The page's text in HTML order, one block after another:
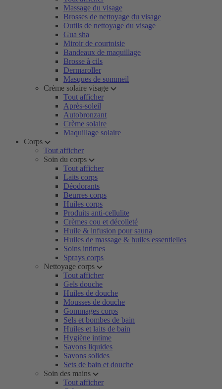
Massage du visage
Brosses de nettoyage du visage
Outils de nettoyage du visage
Gua sha
Miroir de courtoisie
Bandeaux de maquillage
Brosse à cils
Dermaroller
Masques de sommeil
Crème solaire visage
Tout afficher
Après-soleil
Autobronzant
Crème solaire
Maquillage solaire
Corps
Tout afficher
Soin du corps
Tout afficher
Laits corps
Déodorants
Beurres corps
Huiles corps
Produits anti-cellulite
Crèmes cou et décolleté
Huile & infusion pour sauna
Huiles de massage & huiles essentielles
Soins intimes
Sprays corps
Nettoyage corps
Tout afficher
Gels douche
Huiles de douche
Mousses de douche
Gommages corps
Sels et bombes de bain
Huiles et laits de bain
Hygiène intime
Savons liquides
Savons solides
Sets de bain et douche
Soin des mains
Tout afficher